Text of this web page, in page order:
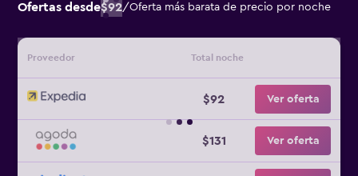
Ofertas desde$92/Oferta más barata de precio por noche
Proveedor Total noche
$92 Ver oferta
$131 Ver oferta